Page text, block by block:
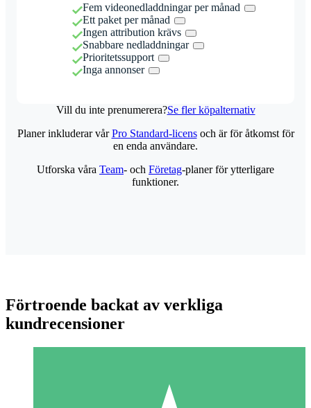
Fem videonedladdningar per månad
Ett paket per månad
Ingen attribution krävs
Snabbare nedladdningar
Prioritetssupport
Inga annonser
Vill du inte prenumerera?Se fler köpalternativ
Planer inkluderar vårPro Standard-licensoch är för åtkomst för
en enda användare.
Utforska våra Team- och Företag-planer för ytterligare
funktioner.
Förtroende backat av verkliga
kundrecensioner